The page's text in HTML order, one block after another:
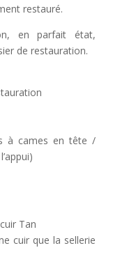
restauré.
en parfait état,
de restauration.
à cames en tête /
Tan
cuir que la sellerie